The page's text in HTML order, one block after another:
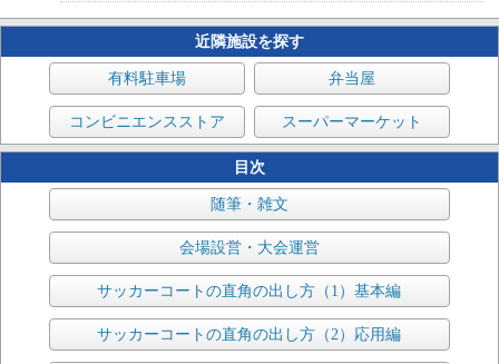
近隣施設を探す
有料駐車場 弁当屋
コンビニエンスストア スーパーマーケット
目次
随筆・雑文
会場設営・大会運営
サッカーコートの直角の出し方（1）基本編
サッカーコートの直角の出し方（2）応用編